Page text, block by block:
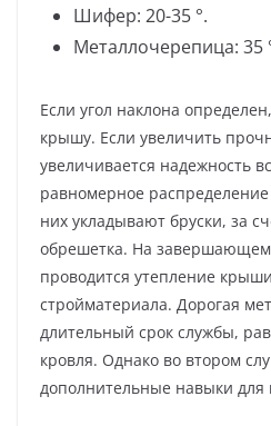
Шифер: 20-35 °.
Металлочерепица: 35
Если угол наклона
крышу. Если увеличить
увеличивается надежность
равномерное
них укладывают бруски, за
обрешетка. На завершающем
проводится утепление
стройматериала. Дорогая
длительный срок службы,
кровля. Однако во втором
дополнительные навыки для